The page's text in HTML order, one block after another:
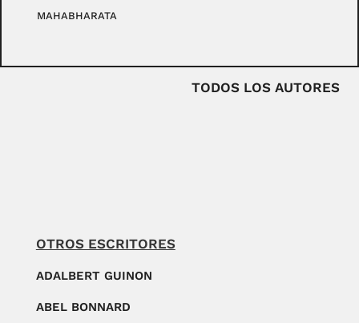
MAHABHARATA
TODOS LOS AUTORES
OTROS ESCRITORES
ADALBERT GUINON
ABEL BONNARD